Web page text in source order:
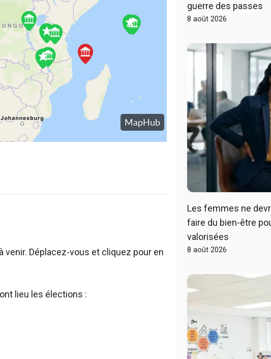
Déplacez-vous et cliquez pour en
lieu les élections :
guerre des passes
8 août 2026
Les femmes ne
faire du bien-être
valorisées
8 août 2026